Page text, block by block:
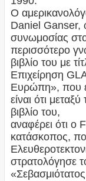
Ο
Daniel Ganser,
συνωμοσίας
περισσότερο
βιβλίο του με
Επιχείρηση
Ευρώπη», που
είναι ότι
βιβλίο του,
αναφέρει ότι ο
κατάσκοπος,
στρατολόγησε